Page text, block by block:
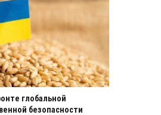
глобальной
безопасности